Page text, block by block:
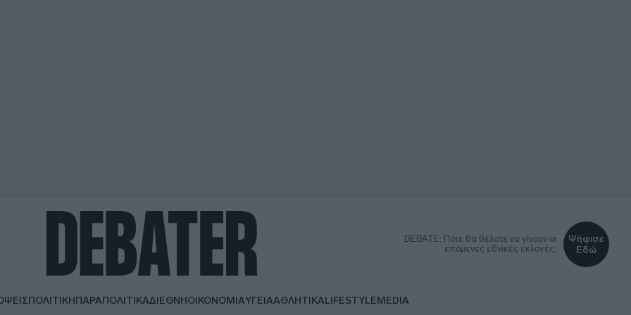
DEBATE: Πότε θα θέλατε να γίνουν οι
επόμενες εθνικές εκλογές;
Ψήφισε
Εδώ
ΠΟΛΙΤΙΚΗΠΑΡΑΠΟΛΙΤΙΚΑΔΙΕΘΝΗΟΙΚΟΝΟΜΙΑΥΓΕΙΑΑΘΛΗΤΙΚΑLIFESTYLEMEDIA